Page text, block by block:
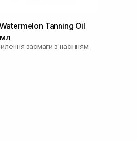
Tanning Oil
засмаги з насінням